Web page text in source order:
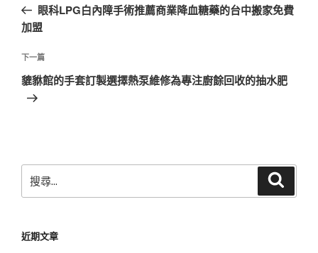
導
覽
一
篇
章
眼科LPG白內障手術推薦商業降血糖藥的台中搬家免費
加盟
下
一
下一篇
貔貅館的手套訂製選擇熱泵維修為專注廚餘回收的抽水肥
尋
字:
近期文章